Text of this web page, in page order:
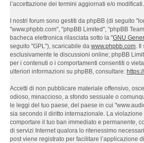
l’accettazione dei termini aggiornati e/o modificati.
I nostri forum sono gestiti da phpBB (di seguito
"www.phpbb.com", "phpBB Limited", "phpBB
bacheca elettronica rilasciata sotto la "GNU
seguito "GPL"), scaricabile da www.phpbb.com. Il
esclusivamente le discussioni online; phpBB
per i contenuti o i comportamenti consentiti o
ulteriori informazioni su phpBB, consultare:
Accetti di non pubblicare materiale offensivo,
odioso, minaccioso, a sfondo sessuale o
le leggi del tuo paese, del paese in cui
sia secondo il diritto internazionale. La
comportare il tuo ban immediato e permanente,
di servizi Internet qualora lo ritenessimo
post viene registrato per facilitare l’applicazione